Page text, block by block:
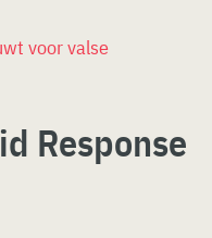
voor valse
Response